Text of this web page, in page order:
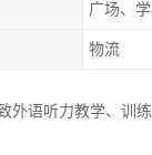
广场、
物流
外语听力教学、训